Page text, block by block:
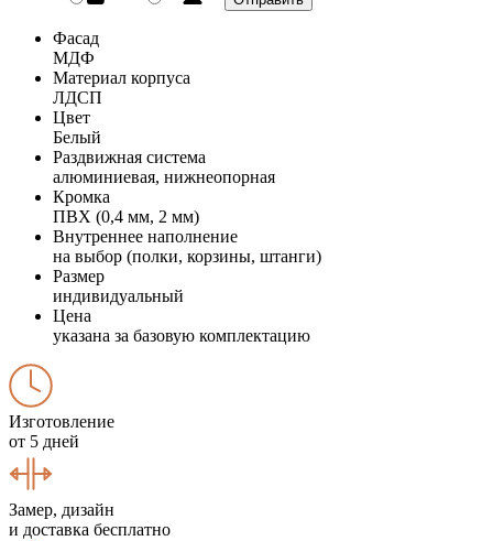
Фасад
МДФ
Материал корпуса
ЛДСП
Цвет
Белый
Раздвижная система
алюминиевая, нижнеопорная
Кромка
ПВХ (0,4 мм, 2 мм)
Внутреннее наполнение
на выбор (полки, корзины, штанги)
Размер
индивидуальный
Цена
указана за базовую комплектацию
Изготовление
от 5 дней
Замер, дизайн
и доставка бесплатно